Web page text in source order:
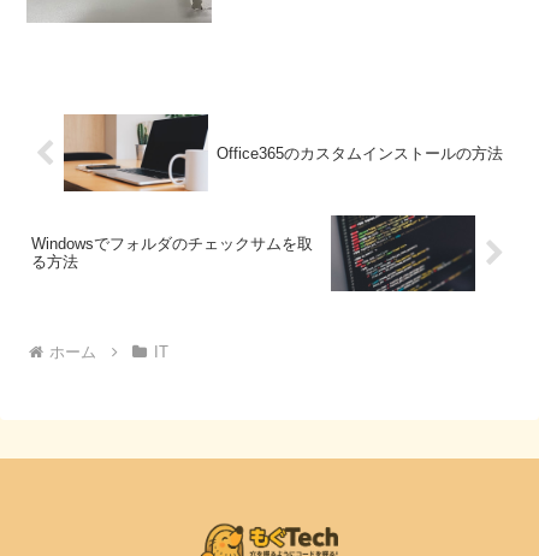
Office365のカスタムインストールの方法
Windowsでフォルダのチェックサムを取
る方法
ホーム IT